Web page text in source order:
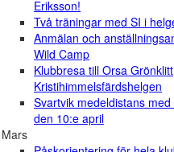
Eriksson!
Två träningar med SI i
Anmälan och
Wild Camp
Klubbresa till Orsa Grönklitt
Kristihimmelsfärdshelgen
Svartvik medeldistans
den 10:e april
Mars